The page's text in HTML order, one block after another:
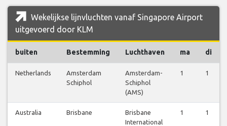
Wekelijkse lijnvluchten vanaf Singapore Airport
uitgevoerd door KLM
buiten Bestemming Luchthaven ma di
Netherlands
Amsterdam
Schiphol
Amsterdam-
Schiphol
(AMS)
1 1
Australia Brisbane
Brisbane
International
1 1